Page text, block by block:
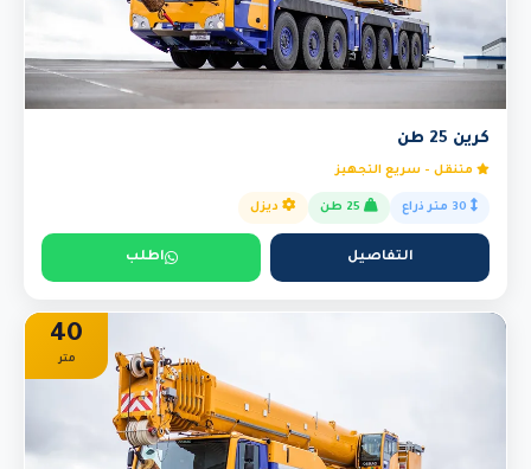
كرين 25 طن
متنقل - سريع التجهيز
ديزل
التفاصيل اطلب
40
متر